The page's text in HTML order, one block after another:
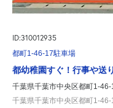
ID:310012935
都町1-46-17駐車場
都幼稚園すぐ！行事や送
千葉県千葉市中央区都町1-46-
千葉県千葉市中央区都町1-46-